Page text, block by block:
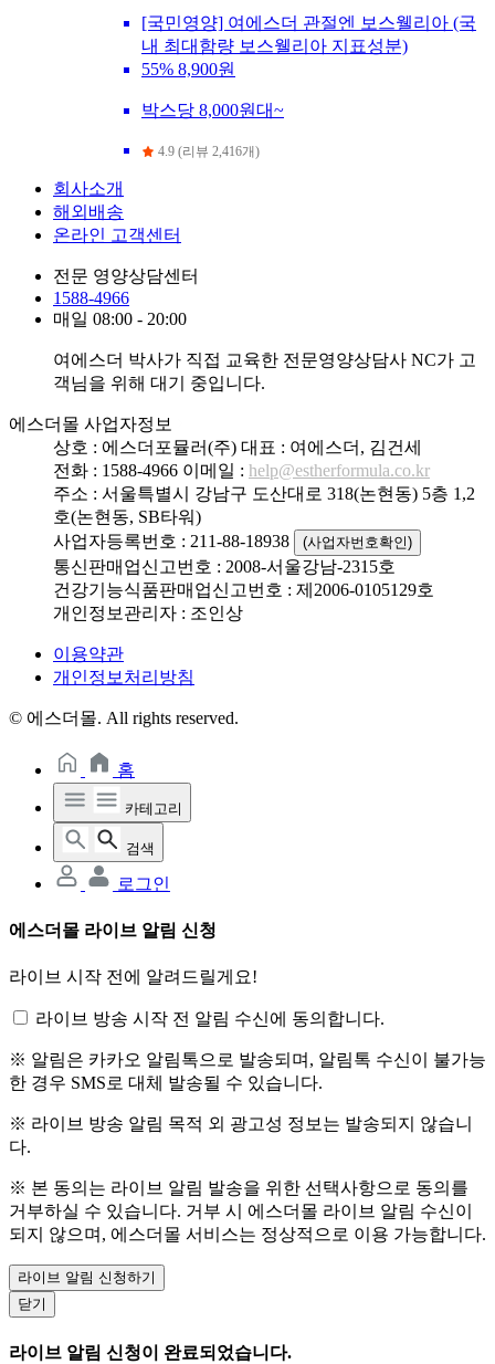
[국민영양] 여에스더 관절엔 보스웰리아 (국
내 최대함량 보스웰리아 지표성분)
55% 8,900원
박스당 8,000원대~
4.9 (리뷰 2,416개)
회사소개
해외배송
온라인 고객센터
전문 영양상담센터
1588-4966
매일 08:00 - 20:00
여에스더 박사가 직접 교육한 전문영양상담사 NC가 고
객님을 위해 대기 중입니다.
에스더몰 사업자정보
상호 : 에스더포뮬러(주) 대표 : 여에스더, 김건세
전화 : 1588-4966 이메일 : help@estherformula.co.kr
주소 : 서울특별시 강남구 도산대로 318(논현동) 5층 1,2
호(논현동, SB타워)
사업자등록번호 : 211-88-18938
(사업자번호확인)
통신판매업신고번호 : 2008-서울강남-2315호
건강기능식품판매업신고번호 : 제2006-0105129호
개인정보관리자 : 조인상
이용약관
개인정보처리방침
© 에스더몰. All rights reserved.
홈
카테고리
검색
로그인
에스더몰 라이브 알림 신청
라이브 시작 전에 알려드릴게요!
라이브 방송 시작 전 알림 수신에 동의합니다.
※ 알림은 카카오 알림톡으로 발송되며, 알림톡 수신이 불가능
한 경우 SMS로 대체 발송될 수 있습니다.
※ 라이브 방송 알림 목적 외 광고성 정보는 발송되지 않습니
다.
※ 본 동의는 라이브 알림 발송을 위한 선택사항으로 동의를
거부하실 수 있습니다. 거부 시 에스더몰 라이브 알림 수신이
되지 않으며, 에스더몰 서비스는 정상적으로 이용 가능합니다.
라이브 알림 신청하기
닫기
라이브 알림 신청이 완료되었습니다.